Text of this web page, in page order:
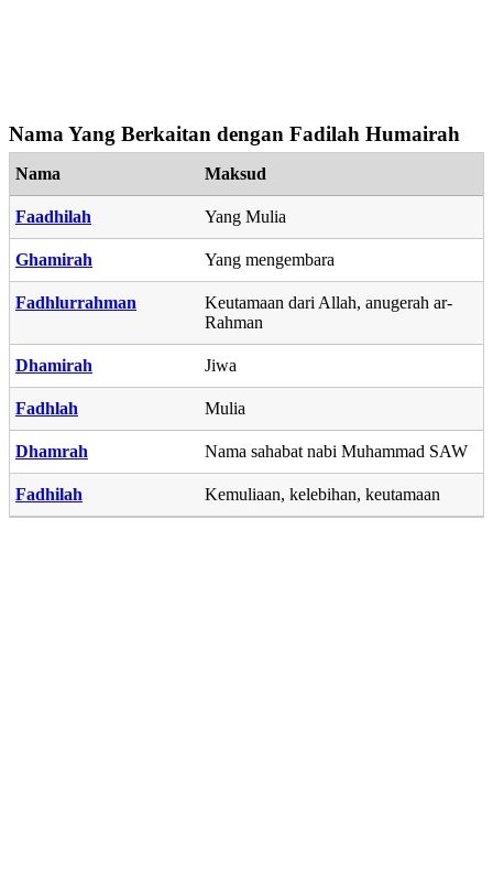
Nama Yang Berkaitan dengan Fadilah Humairah
Nama Maksud
Faadhilah Yang Mulia
Ghamirah Yang mengembara
Fadhlurrahman
Keutamaan dari Allah, anugerah ar-
Rahman
Dhamirah Jiwa
Fadhlah Mulia
Dhamrah Nama sahabat nabi Muhammad SAW
Fadhilah Kemuliaan, kelebihan, keutamaan